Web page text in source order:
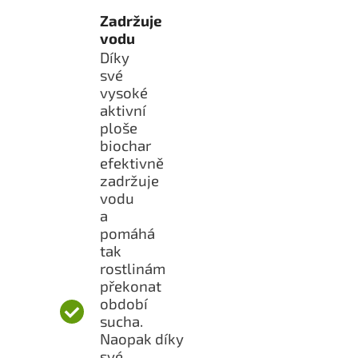
Zadržuje
vodu
Díky
své
vysoké
aktivní
ploše
biochar
efektivně
zadržuje
vodu
a
pomáhá
tak
rostlinám
překonat
období
sucha.
Naopak díky